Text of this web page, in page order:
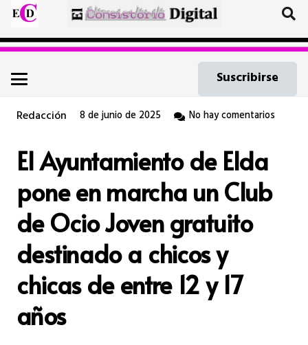
Suscribirse
Redacción 8 de junio de 2025 No hay comentarios
El Ayuntamiento de Elda
pone en marcha un Club
de Ocio Joven gratuito
destinado a chicos y
chicas de entre 12 y 17
años